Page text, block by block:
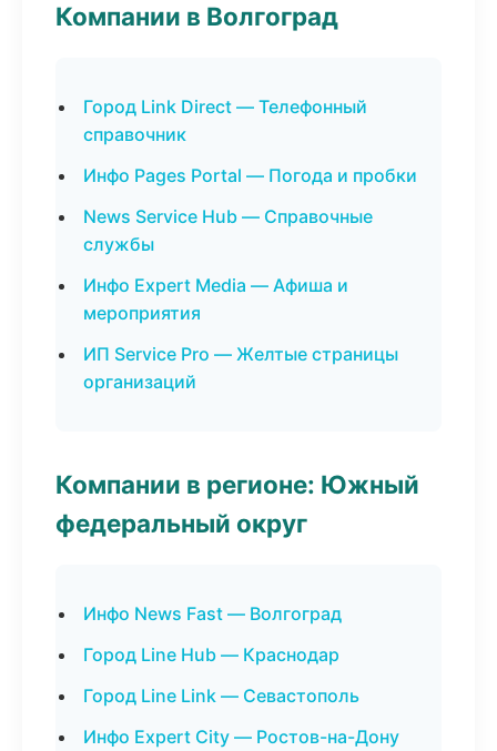
Компании в Волгоград
Город Link Direct — Телефонный
справочник
Инфо Pages Portal — Погода и пробки
News Service Hub — Справочные
службы
Инфо Expert Media — Афиша и
мероприятия
ИП Service Pro — Желтые страницы
организаций
Компании в регионе: Южный
федеральный округ
Инфо News Fast — Волгоград
Город Line Hub — Краснодар
Город Line Link — Севастополь
Инфо Expert City — Ростов-на-Дону